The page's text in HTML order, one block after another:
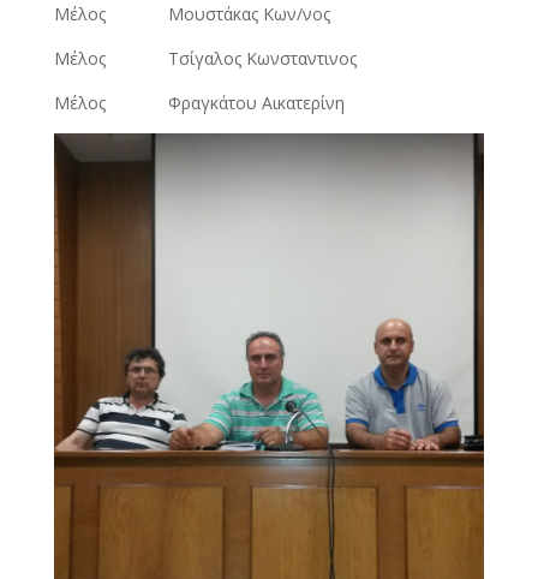
Μέλος Μουστάκας Κων/νος
Μέλος Τσίγαλος Κωνσταντινος
Μέλος Φραγκάτου Αικατερίνη